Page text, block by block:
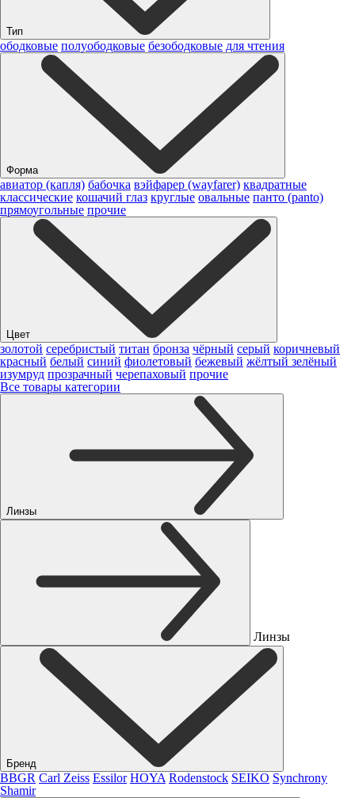
Тип
ободковые полуободковые безободковые для чтения
Форма
авиатор (капля) бабочка вэйфарер (wayfarer) квадратные
классические кошачий глаз круглые овальные панто (panto)
прямоугольные прочие
Цвет
золотой серебристый титан бронза чёрный серый коричневый
красный белый синий фиолетовый бежевый жёлтый зелёный
изумруд прозрачный черепаховый прочие
Все товары категории
Линзы
Линзы
Бренд
BBGR Carl Zeiss Essilor HOYA Rodenstock SEIKO Synchrony
Shamir